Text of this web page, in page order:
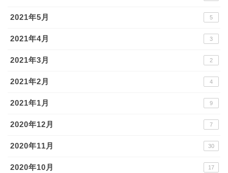
2021年5月 5
2021年4月 3
2021年3月 2
2021年2月 4
2021年1月 9
2020年12月 7
2020年11月 30
2020年10月 17